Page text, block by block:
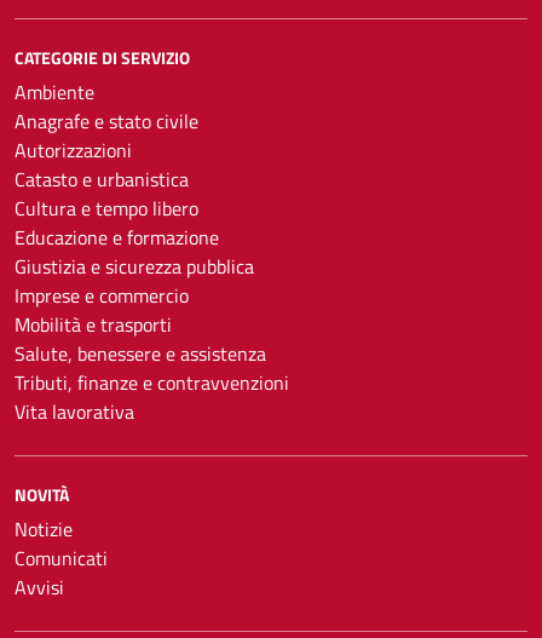
CATEGORIE DI SERVIZIO
Ambiente
Anagrafe e stato civile
Autorizzazioni
Catasto e urbanistica
Cultura e tempo libero
Educazione e formazione
Giustizia e sicurezza pubblica
Imprese e commercio
Mobilità e trasporti
Salute, benessere e assistenza
Tributi, finanze e contravvenzioni
Vita lavorativa
NOVITÀ
Notizie
Comunicati
Avvisi